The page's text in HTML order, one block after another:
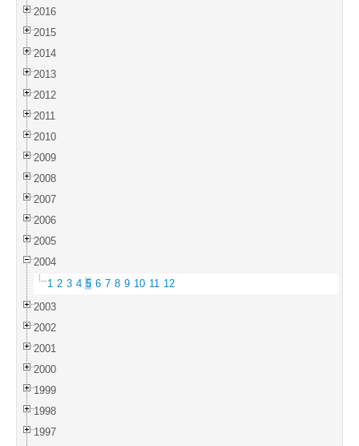
2016
2015
2014
2013
2012
2011
2010
2009
2008
2007
2006
2005
2004
1 2 3 4 5 6 7 8 9 10 11 12
2003
2002
2001
2000
1999
1998
1997